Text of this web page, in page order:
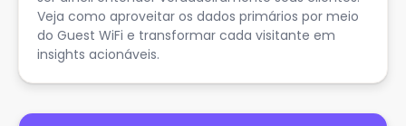
Veja como aproveitar os dados primários por meio
do Guest WiFi e transformar cada visitante em
insights acionáveis.